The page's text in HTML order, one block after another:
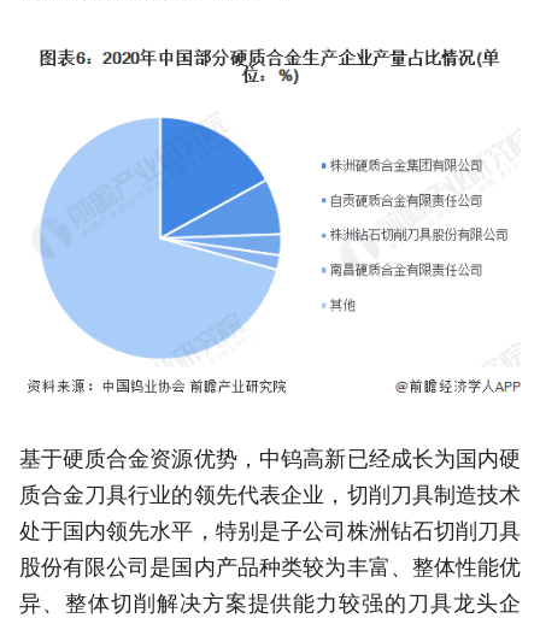
基于硬质合金资源优势，中钨高新已经成长为国内硬
质合金刀具行业的领先代表企业，切削刀具制造技术
处于国内领先水平，特别是子公司株洲钻石切削刀具
股份有限公司是国内产品种类较为丰富、整体性能优
异、整体切削解决方案提供能力较强的刀具龙头企